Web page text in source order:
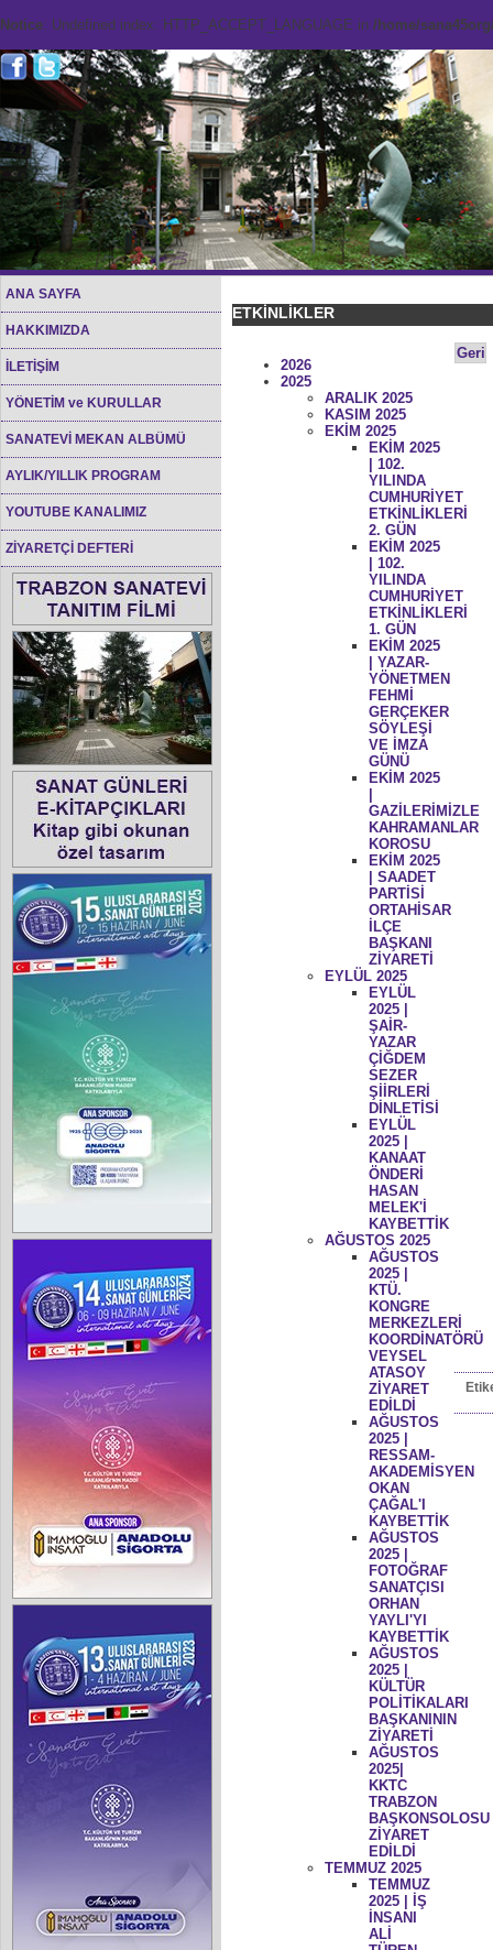
Notice: Undefined index: HTTP_ACCEPT_LANGUAGE in /home/
ANA SAYFA
HAKKIMIZDA
İLETİŞİM
YÖNETİM ve KURULLAR
SANATEVİ MEKAN ALBÜMÜ
AYLIK/YILLIK PROGRAM
YOUTUBE KANALIMIZ
ZİYARETÇİ DEFTERİ
ETKİNLİKLER
Geri
2026
2025
ARALIK 2025
KASIM 2025
EKİM 2025
EKİM 2025
| 102.
YILINDA
CUMHURİYET
ETKİNLİKLERİ
2. GÜN
EKİM 2025
| 102.
YILINDA
CUMHURİYET
ETKİNLİKLERİ
1. GÜN
EKİM 2025
| YAZAR-
YÖNETMEN
FEHMİ
GERÇEKER
SÖYLEŞİ
VE İMZA
GÜNÜ
EKİM 2025
GAZİLERİMİZLE
KAHRAMANLAR
KOROSU
EKİM 2025
| SAADET
PARTİSİ
ORTAHİSAR
İLÇE
BAŞKANI
ZİYARETİ
EYLÜL 2025
EYLÜL
2025 |
ŞAİR-
YAZAR
ÇİĞDEM
SEZER
ŞİİRLERİ
DİNLETİSİ
EYLÜL
2025 |
KANAAT
ÖNDERİ
HASAN
MELEK'İ
KAYBETTİK
AĞUSTOS 2025
AĞUSTOS
2025 |
KTÜ.
KONGRE
MERKEZLERİ
KOORDİNATÖRÜ
VEYSEL
ATASOY
ZİYARET
EDİLDİ
AĞUSTOS
2025 |
RESSAM-
AKADEMİSYEN
OKAN
ÇAĞAL'I
KAYBETTİK
AĞUSTOS
2025 |
FOTOĞRAF
SANATÇISI
ORHAN
YAYLI'YI
KAYBETTİK
AĞUSTOS
2025 |
KÜLTÜR
POLİTİKALARI
BAŞKANININ
ZİYARETİ
AĞUSTOS
2025|
KKTC
TRABZON
BAŞKONSOLOSU
ZİYARET
EDİLDİ
TEMMUZ 2025
TEMMUZ
2025 | İŞ
İNSANI
ALİ